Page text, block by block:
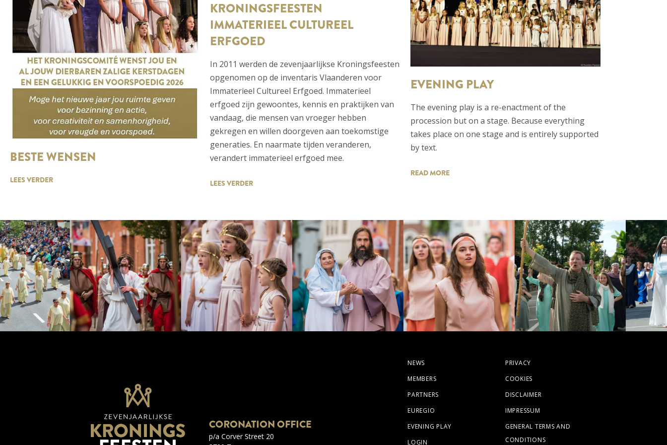
BESTE WENSEN
LEES VERDER
KRONINGSFEESTEN
IMMATERIEEL CULTUREEL
ERFGOED
In 2011 werden de zevenjaarlijkse Kroningsfeesten
opgenomen op de inventaris Vlaanderen voor
Immaterieel Cultureel Erfgoed. Immaterieel
erfgoed zijn gewoontes, kennis en praktijken van
vandaag, die mensen van vroeger hebben
gekregen en willen doorgeven aan toekomstige
generaties. En naarmate tijden veranderen,
verandert immaterieel erfgoed mee.
LEES VERDER
EVENING PLAY
The evening play is a re-enactment of the
procession but on a stage. Because everything
takes place on one stage and is entirely supported
by text.
READ MORE
CORONATION OFFICE
p/a Corver Street 20
NEWS
MEMBERS
PARTNERS
EUREGIO
EVENING PLAY
LOGIN
PRIVACY
COOKIES
DISCLAIMER
IMPRESSUM
GENERAL TERMS AND
CONDITIONS